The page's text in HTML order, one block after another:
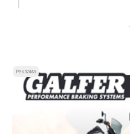
Реклама